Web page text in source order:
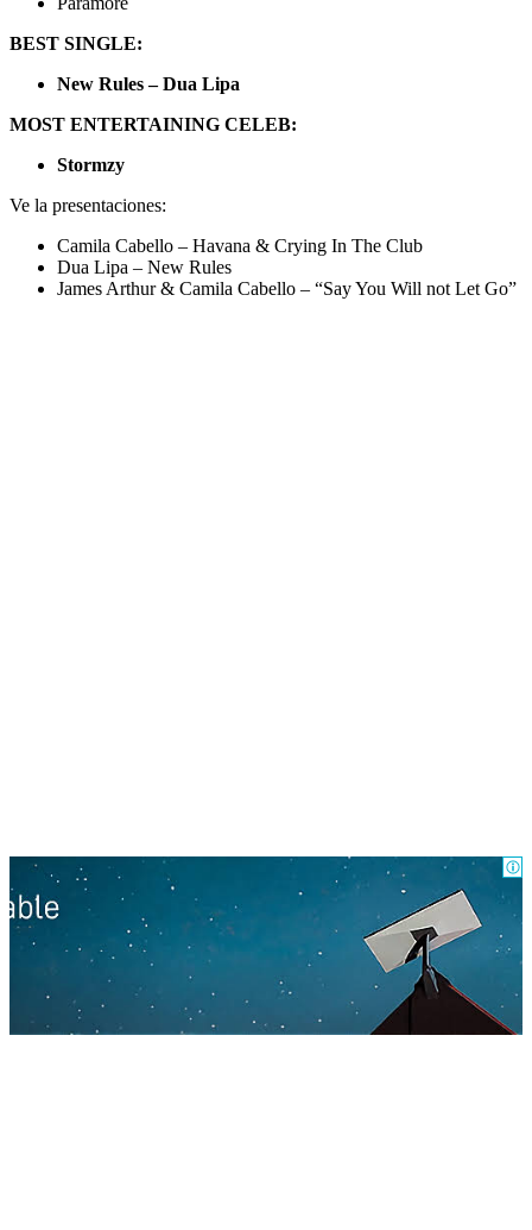
BEST SINGLE:
New Rules – Dua Lipa
MOST ENTERTAINING CELEB:
Stormzy
Ve la presentaciones:
Camila Cabello – Havana & Crying In The Club
Dua Lipa – New Rules
James Arthur & Camila Cabello – “Say You Will not Let Go”